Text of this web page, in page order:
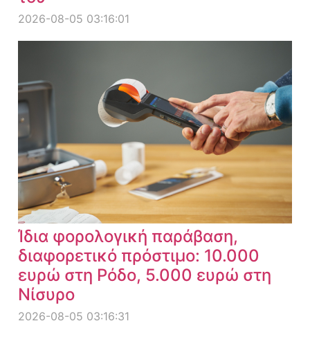
2026-08-05 03:16:01
Ίδια φορολογική παράβαση,
διαφορετικό πρόστιμο: 10.000
ευρώ στη Ρόδο, 5.000 ευρώ στη
Νίσυρο
2026-08-05 03:16:31